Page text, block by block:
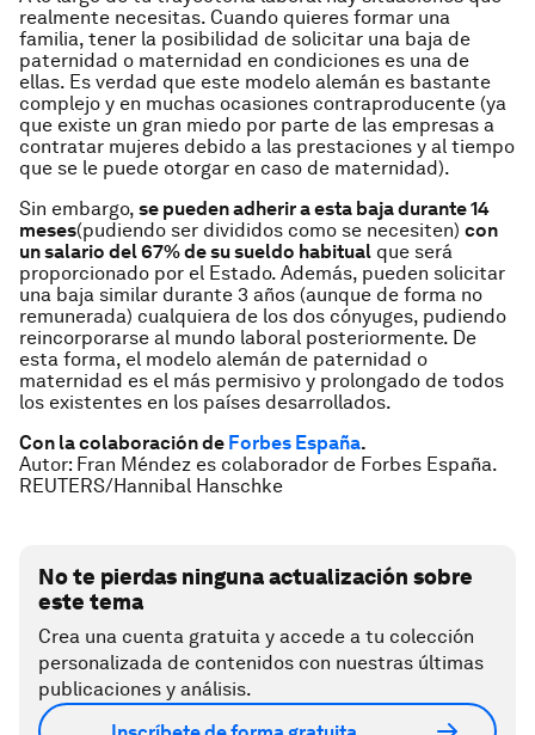
realmente necesitas. Cuando quieres formar una
familia, tener la posibilidad de solicitar una baja de
paternidad o maternidad en condiciones es una de
ellas. Es verdad que este modelo alemán es bastante
complejo y en muchas ocasiones contraproducente (ya
que existe un gran miedo por parte de las empresas a
contratar mujeres debido a las prestaciones y al tiempo
que se le puede otorgar en caso de maternidad).
Sin embargo, se pueden adherir a esta baja durante 14
meses(pudiendo ser divididos como se necesiten) con
un salario del 67% de su sueldo habitual que será
proporcionado por el Estado. Además, pueden solicitar
una baja similar durante 3 años (aunque de forma no
remunerada) cualquiera de los dos cónyuges, pudiendo
reincorporarse al mundo laboral posteriormente. De
esta forma, el modelo alemán de paternidad o
maternidad es el más permisivo y prolongado de todos
los existentes en los países desarrollados.
Con la colaboración de Forbes España.
Autor: Fran Méndez es colaborador de Forbes España.
REUTERS/Hannibal Hanschke
No te pierdas ninguna actualización sobre
este tema
Crea una cuenta gratuita y accede a tu colección
personalizada de contenidos con nuestras últimas
publicaciones y análisis.